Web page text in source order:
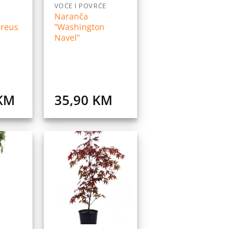
VOĆE I POVRĆE
Naranča
”Washington
Navel”
35,90 KM
Dodaj
na
listu